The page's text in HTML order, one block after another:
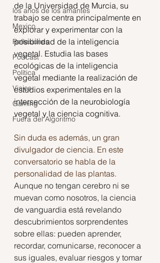
los años de los amantes
Mexico
Reflexiones
Podcast
Política
Viajes
Gaming
Fuera del Algoritmo
de la Universidad de Murcia, su
trabajo se centra principalmente en
explorar y experimentar con la
posibilidad de la inteligencia
vegetal. Estudia las bases
ecológicas de la inteligencia
vegetal mediante la realización de
estudios experimentales en la
intersección de la neurobiología
vegetal y la ciencia cognitiva.
Sin duda es además, un gran
divulgador de ciencia. En este
conversatorio se habla de la
personalidad de las plantas.
Aunque no tengan cerebro ni se
muevan como nosotros, la ciencia
de vanguardia está revelando
descubrimientos sorprendentes
sobre ellas: pueden aprender,
recordar, comunicarse, reconocer a
sus iguales, evaluar riesgos y tomar